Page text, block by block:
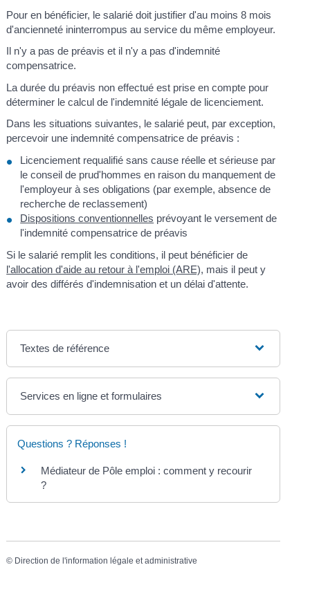
Pour en bénéficier, le salarié doit justifier d'au moins 8 mois
d'ancienneté ininterrompus au service du même employeur.
Il n'y a pas de préavis et il n'y a pas d'indemnité
compensatrice.
La durée du préavis non effectué est prise en compte pour
déterminer le calcul de l'indemnité légale de licenciement.
Dans les situations suivantes, le salarié peut, par exception,
percevoir une indemnité compensatrice de préavis :
Licenciement requalifié sans cause réelle et sérieuse par
le conseil de prud'hommes en raison du manquement de
l'employeur à ses obligations (par exemple, absence de
recherche de reclassement)
Dispositions conventionnelles prévoyant le versement de
l'indemnité compensatrice de préavis
Si le salarié remplit les conditions, il peut bénéficier de
l'allocation d'aide au retour à l'emploi (ARE), mais il peut y
avoir des différés d'indemnisation et un délai d'attente.
Textes de référence
Services en ligne et formulaires
Questions ? Réponses !
Médiateur de Pôle emploi : comment y recourir
?
© Direction de l'information légale et administrative